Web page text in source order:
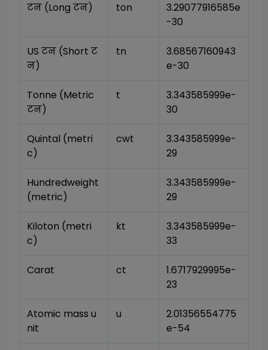
टन (Long टन) ton
3.29077916585e
-30
US टन (Short ट
न)
tn
3.68567160943
e-30
Tonne (Metric
टन)
t
3.343585999e-
30
Quintal (metri
c)
cwt
3.343585999e-
29
Hundredweight
(metric)
3.343585999e-
29
Kiloton (metri
c)
kt
3.343585999e-
33
Carat ct
1.6717929995e-
23
Atomic mass u
nit
u
2.01356554775
e-54